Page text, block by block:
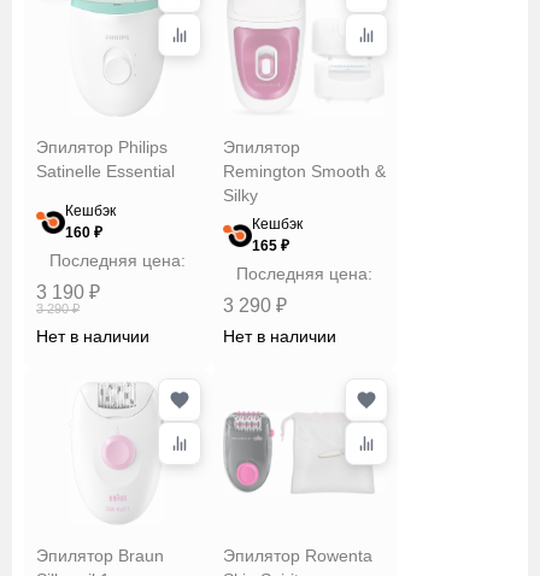
Эпилятор Philips
Satinelle Essential
Кешбэк
160 ₽
Последняя цена:
3 190 ₽
3 290 ₽
Нет в наличии
Эпилятор
Remington Smooth &
Silky
Кешбэк
165 ₽
Последняя цена:
3 290 ₽
Нет в наличии
Эпилятор Braun
Эпилятор Rowenta